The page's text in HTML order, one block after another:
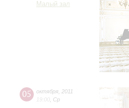
Малый зал
05 октября 2011
19:00 Ср